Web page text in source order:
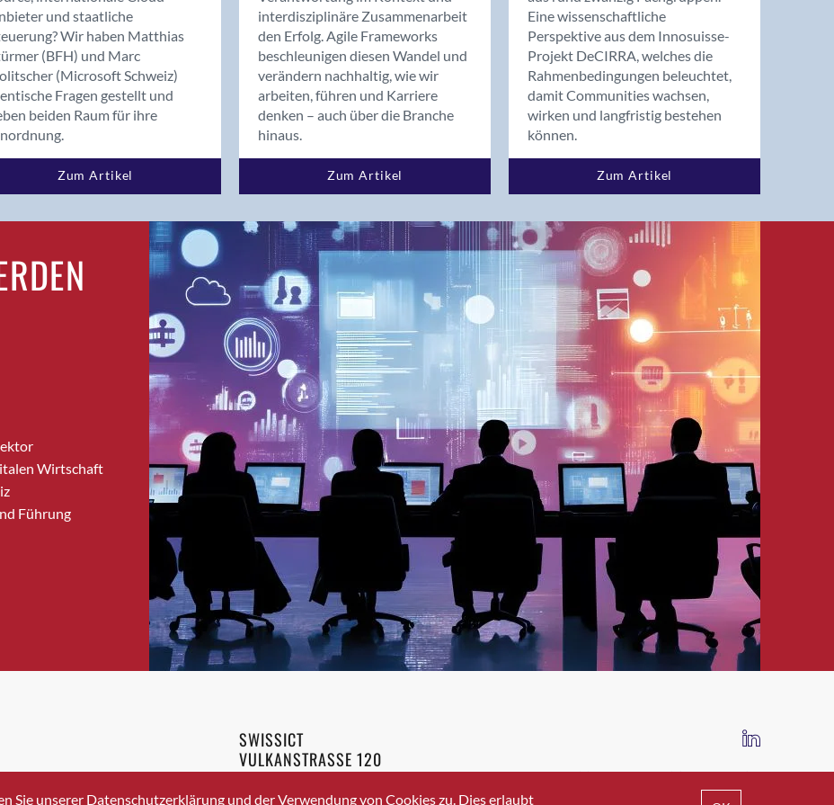
Bern - Liebefeld
Bolligen
Bonaduz
Bonstetten
Bottighofen
Bremgarten bei Bern
Brig-Glis
Bronschhofen
Brugg AG
Brütten
Bubendorf
Buchs (SG)
Bäretswil
Bülach
Cazis
Cham
Davos Platz
Davos Platz 1
und staatliche
Wir haben Matthias
(BFH) und Marc
(Microsoft Schweiz)
Fragen gestellt und
beiden Raum für ihre
Zum Artikel
interdisziplinäre Zusammenarbeit
den Erfolg. Agile Frameworks
beschleunigen diesen Wandel und
verändern nachhaltig, wie wir
arbeiten, führen und Karriere
denken – auch über die Branche
hinaus.
Zum Artikel
Eine wissenschaftliche
Perspektive aus dem Innosuisse-
Projekt DeCIRRA, welches die
Rahmenbedingungen beleuchtet,
damit Communities wachsen,
wirken und langfristig bestehen
können.
Zum Artikel
Wirtschaft
Führung
43 336 40 20
SWISSICT
VULKANSTRASSE 120
8048 ZURICH
IMPRESSUM DATENSCHUTZ AGB
Sie unserer Datenschutzerklärung und der Verwendung von Cookies zu. Dies erlaubt